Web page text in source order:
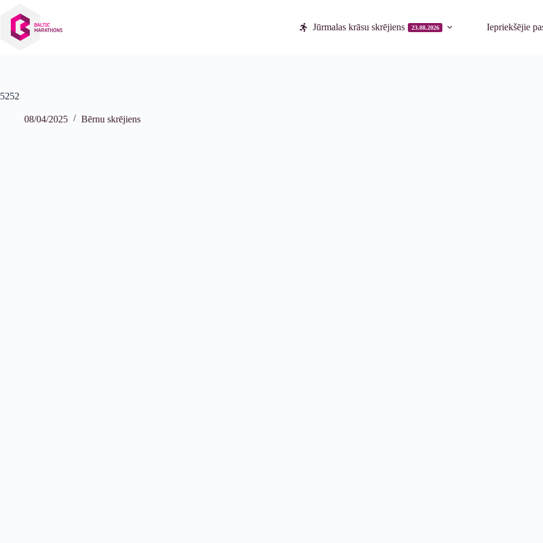
saturu
Jūrmalas krāsu skrējiens 23.08.2026 Iepriekšējie
5252
08/04/2025 Bērnu skrējiens